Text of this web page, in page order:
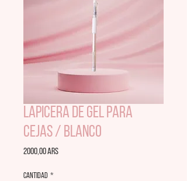
Lapicera de Gel para
Cejas / Blanco
2000,00 ARSPrecio
Cantidad *